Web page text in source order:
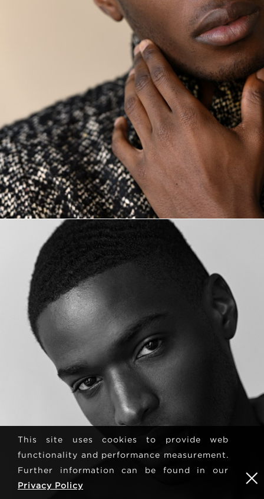
This site uses cookies to provide web
functionality and performance measurement.
Further information can be found in our
Privacy Policy